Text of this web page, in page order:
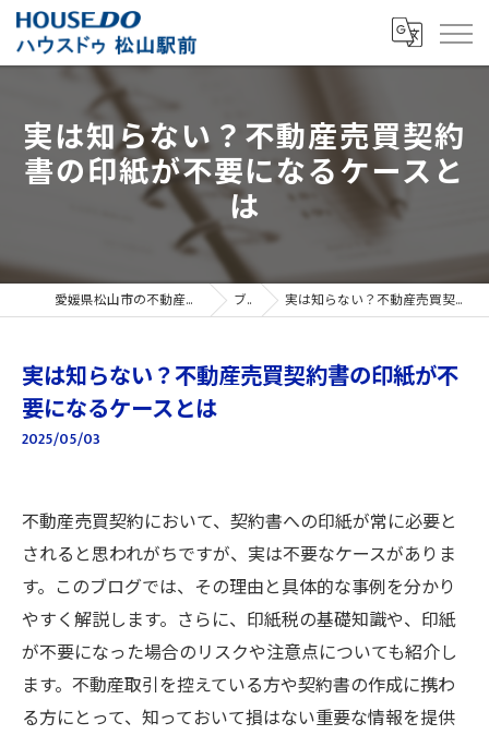
実は知らない？不動産売買契約
書の印紙が不要になるケースと
は
愛媛県松山市の不動産売買ならハウスドゥ 松山駅前 ブログ 実は知らない？不動産売買契約書の印紙が不要になるケースとは
実は知らない？不動産売買契約書の印紙が不
要になるケースとは
2025/05/03
不動産売買契約において、契約書への印紙が常に必要と
されると思われがちですが、実は不要なケースがありま
す。このブログでは、その理由と具体的な事例を分かり
やすく解説します。さらに、印紙税の基礎知識や、印紙
が不要になった場合のリスクや注意点についても紹介し
ます。不動産取引を控えている方や契約書の作成に携わ
る方にとって、知っておいて損はない重要な情報を提供